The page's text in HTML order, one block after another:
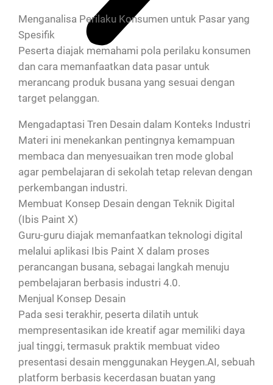
Menganalisa Perilaku Konsumen untuk Pasar yang
Spesifik
Peserta diajak memahami pola perilaku konsumen
dan cara memanfaatkan data pasar untuk
merancang produk busana yang sesuai dengan
target pelanggan.
Mengadaptasi Tren Desain dalam Konteks Industri
Materi ini menekankan pentingnya kemampuan
membaca dan menyesuaikan tren mode global
agar pembelajaran di sekolah tetap relevan dengan
perkembangan industri.
Membuat Konsep Desain dengan Teknik Digital
(Ibis Paint X)
Guru-guru diajak memanfaatkan teknologi digital
melalui aplikasi Ibis Paint X dalam proses
perancangan busana, sebagai langkah menuju
pembelajaran berbasis industri 4.0.
Menjual Konsep Desain
Pada sesi terakhir, peserta dilatih untuk
mempresentasikan ide kreatif agar memiliki daya
jual tinggi, termasuk praktik membuat video
presentasi desain menggunakan Heygen.AI, sebuah
platform berbasis kecerdasan buatan yang